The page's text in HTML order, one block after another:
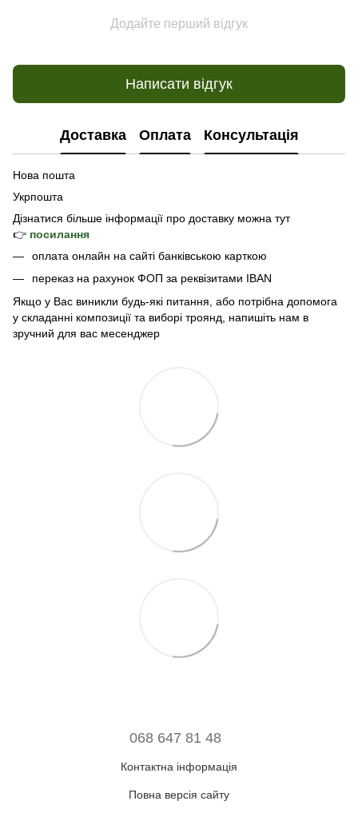
Додайте перший відгук
Написати відгук
Доставка Оплата Консультація
Нова пошта
Укрпошта
Дізнатися більше інформації про доставку можна тут
👉 посилання
оплата онлайн на сайті банківською карткою
переказ на рахунок ФОП за реквізитами IBAN
Якщо у Вас виникли будь-які питання, або потрібна допомога
у складанні композиції та виборі троянд, напишіть нам в
зручний для вас месенджер
068 647 81 48
Контактна інформація
Повна версія сайту